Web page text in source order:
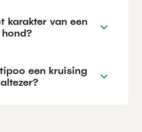
karakter van een
een kruising